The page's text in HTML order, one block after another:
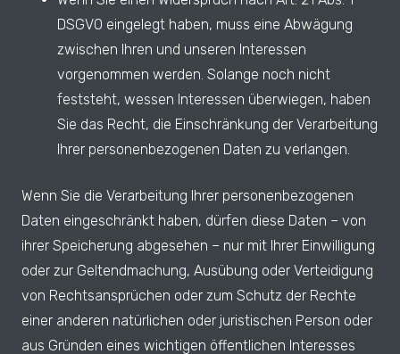
DSGVO eingelegt haben, muss eine Abwägung
zwischen Ihren und unseren Interessen
vorgenommen werden. Solange noch nicht
feststeht, wessen Interessen überwiegen, haben
Sie das Recht, die Einschränkung der Verarbeitung
Ihrer personenbezogenen Daten zu verlangen.
Wenn Sie die Verarbeitung Ihrer personenbezogenen
Daten eingeschränkt haben, dürfen diese Daten – von
ihrer Speicherung abgesehen – nur mit Ihrer Einwilligung
oder zur Geltendmachung, Ausübung oder Verteidigung
von Rechtsansprüchen oder zum Schutz der Rechte
einer anderen natürlichen oder juristischen Person oder
aus Gründen eines wichtigen öffentlichen Interesses